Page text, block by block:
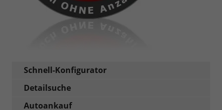
Schnell-Konfigurator
Detailsuche
Autoankauf